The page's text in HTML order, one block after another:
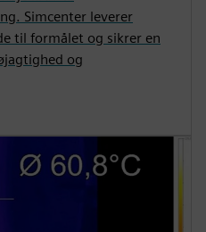
Simcenter leverer
til formålet og sikrer en
og